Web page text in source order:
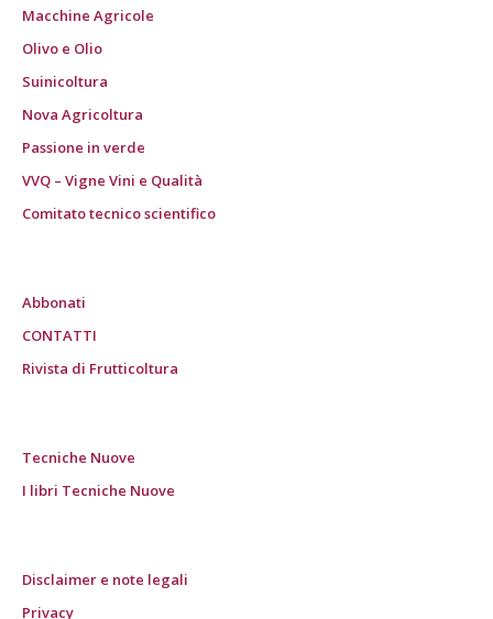
Macchine Agricole
Olivo e Olio
Suinicoltura
Nova Agricoltura
Passione in verde
VVQ – Vigne Vini e Qualità
Comitato tecnico scientifico
Abbonati
CONTATTI
Rivista di Frutticoltura
Tecniche Nuove
I libri Tecniche Nuove
Disclaimer e note legali
Privacy